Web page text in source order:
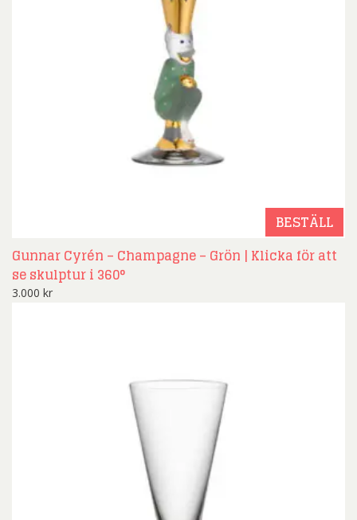
BESTÄLL
Gunnar Cyrén – Champagne – Grön | Klicka för att
se skulptur i 360°
3.000 kr